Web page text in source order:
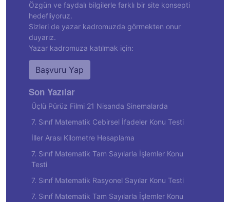
Özgün ve faydalı bilgilerle farklı bir site konsepti
hedefliyoruz.
Sizleri de yazar kadromuzda görmekten onur
duyarız.
Yazar kadromuza katılmak için:
Başvuru Yap
Son Yazılar
Üçlü Pürüz Filmi 21 Nisanda Sinemalarda
7. Sınıf Matematik Cebirsel İfadeler Konu Testi
İller Arası Kilometre Hesaplama
7. Sınıf Matematik Tam Sayılarla İşlemler Konu
Testi
7. Sınıf Matematik Rasyonel Sayılar Konu Testi
7. Sınıf Matematik Tam Sayılarla İşlemler Konu